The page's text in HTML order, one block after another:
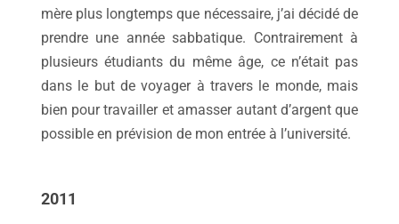
mère plus longtemps que nécessaire, j’ai décidé de
prendre une année sabbatique. Contrairement à
plusieurs étudiants du même âge, ce n’était pas
dans le but de voyager à travers le monde, mais
bien pour travailler et amasser autant d’argent que
possible en prévision de mon entrée à l’université.
2011